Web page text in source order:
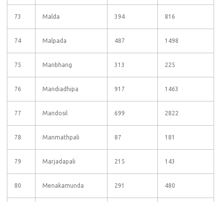
73 Malda 394 816
74 Malpada 487 1498
75 Manbhang 313 225
76 Mandiadhipa 917 1463
77 Mandosil 699 2822
78 Manmathpali 87 181
79 Marjadapali 215 143
80 Menakamunda 291 480